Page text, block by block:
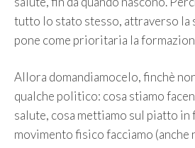
tutto lo stato stesso, attraverso la
pone come prioritaria la
Allora domandiamocelo, finchè
qualche politico: cosa stiamo
salute, cosa mettiamo sul piatto in
movimento fisico facciamo